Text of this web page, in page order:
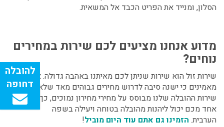
הסלון, ומנייד את הפריט הכבד אל המשאית.
מדוע אנחנו מציעים לכם שירות במחירים
נוחים?
שירות זול הוא שירות שניתן לכם מאיתנו באהבה גדולה. אנחנו לא
מאמינים כי ישנה סיבה לדרוש מחירים גבוהים מאד שלא לצורך.
שירות ההובלה שלנו מבוסס על מחירי מחירון נמוכים, כך שכל
אחד מכם יכול ליהנות מהובלה בטוחה ויעילה בשפה
הערבית. הזמינו גם אתם עוד היום מוביל!